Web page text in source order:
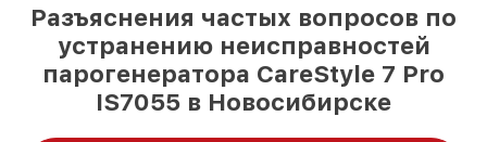
Разъяснения частых вопросов по
устранению неисправностей
парогенератора CareStyle 7 Pro
IS7055 в Новосибирске